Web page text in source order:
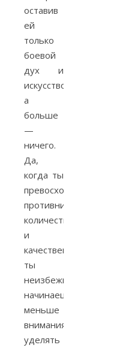
оставив
ей
только
боевой
дух и
искусство,
а
больше
—
ничего.
Да,
когда ты
превосходишь
противника
количественно
и
качественно,
ты
неизбежно
начинаешь
меньше
внимания
уделять